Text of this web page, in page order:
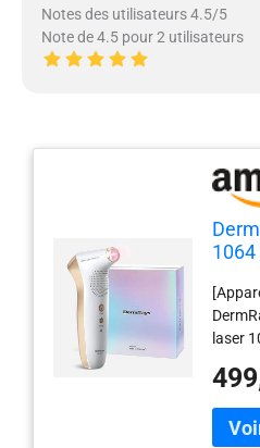
Notes des utilisateurs 4.5/5
Note de 4.5 pour 2 utilisateurs
1064
laser
que